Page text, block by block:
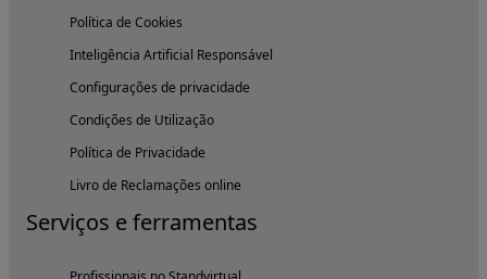
Política de Cookies
Inteligência Artificial Responsável
Configurações de privacidade
Condições de Utilização
Política de Privacidade
Livro de Reclamações online
Serviços e ferramentas